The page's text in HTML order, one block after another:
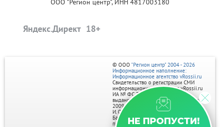
Яндекс.Директ
НЕ ПРОПУСТИ!
© ООО "Регион центр" 2004 - 2026
Информационное наполнение:
Информационное агентство vRossii.ru
Свидетельство о регистрации СМИ
информационного агентства vRossii.ru
ИА № ФС 77‑35502
выдано РОСКОМНАДЗОРом 04 марта
2009г.
И. О. Главного редактора Нарыков А. Н.
Баннеры на портале размещаются на
правах рекламы.